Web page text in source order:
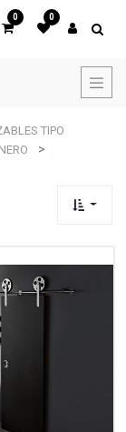
0 0
TIPO